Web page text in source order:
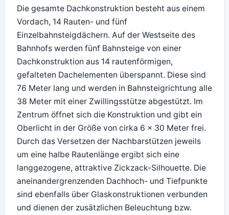
Die gesamte Dachkonstruktion besteht aus einem
Vordach, 14 Rauten- und fünf
Einzelbahnsteigdächern. Auf der Westseite des
Bahnhofs werden fünf Bahnsteige von einer
Dachkonstruktion aus 14 rautenförmigen,
gefalteten Dachelementen überspannt. Diese sind
76 Meter lang und werden in Bahnsteigrichtung alle
38 Meter mit einer Zwillingsstütze abgestützt. Im
Zentrum öffnet sich die Konstruktion und gibt ein
Oberlicht in der Größe von cirka 6 x 30 Meter frei.
Durch das Versetzen der Nachbarstützen jeweils
um eine halbe Rautenlänge ergibt sich eine
langgezogene, attraktive Zickzack-Silhouette. Die
aneinandergrenzenden Dachhoch- und Tiefpunkte
sind ebenfalls über Glaskonstruktionen verbunden
und dienen der zusätzlichen Beleuchtung bzw.